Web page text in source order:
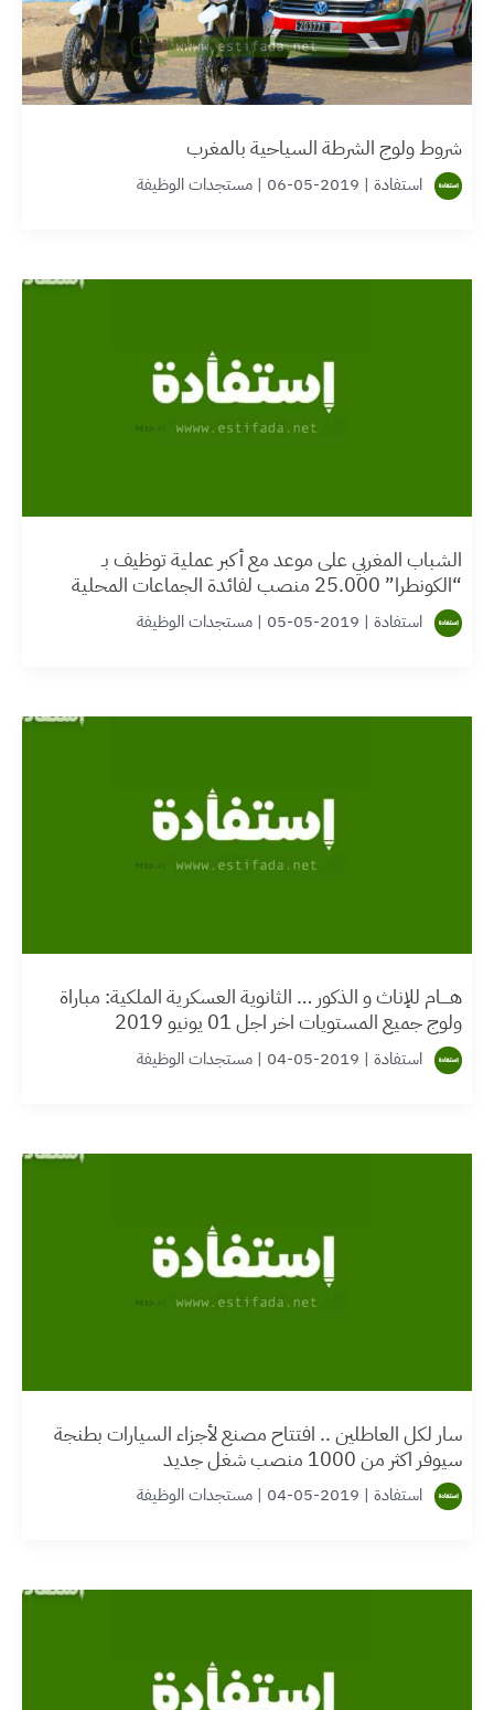
شروط ولوج الشرطة السياحية بالمغرب
استفادة |
2019-05-06
|مستجدات الوظيفة
الشباب المغربي على موعد مع أكبر عملية توظيف بـ
“الكونطرا” 25.000 منصب لفائدة الجماعات المحلية
ابتداء من شهادة البكالوريا
استفادة |
2019-05-05
|مستجدات الوظيفة
هــــام للإناث و الذكور … الثانوية العسكرية الملكية: مباراة
ولوج جميع المستويات اخر اجل 01 يونيو 2019
استفادة |
2019-05-04
|مستجدات الوظيفة
سار لكل العاطلين .. افتتاح مصنع لأجزاء السيارات بطنجة
سيوفر اكثر من 1000 منصب شغل جديد
استفادة |
2019-05-04
|مستجدات الوظيفة